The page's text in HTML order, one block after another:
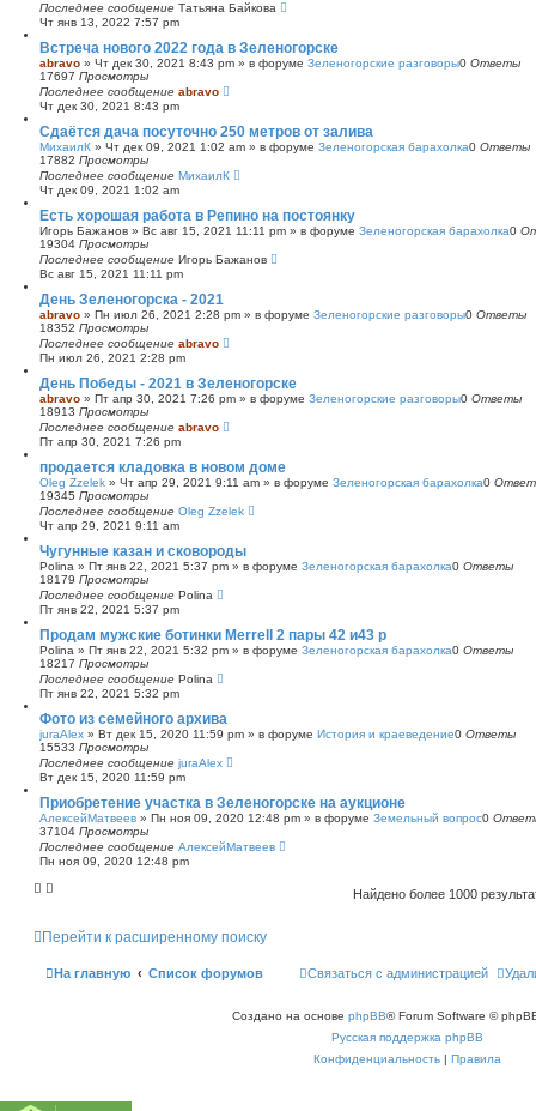
Последнее сообщение Татьяна Байкова
Чт янв 13, 2022 7:57 pm
Встреча нового 2022 года в Зеленогорске
abravo » Чт дек 30, 2021 8:43 pm » в форуме Зеленогорские разговоры0 Ответы
17697 Просмотры
Последнее сообщение abravo
Чт дек 30, 2021 8:43 pm
Сдаётся дача посуточно 250 метров от залива
МихаилК » Чт дек 09, 2021 1:02 am » в форуме Зеленогорская барахолка0 Ответы
17882 Просмотры
Последнее сообщение МихаилК
Чт дек 09, 2021 1:02 am
Есть хорошая работа в Репино на постоянку
Игорь Бажанов » Вс авг 15, 2021 11:11 pm » в форуме Зеленогорская барахолка0
19304 Просмотры
Последнее сообщение Игорь Бажанов
Вс авг 15, 2021 11:11 pm
День Зеленогорска - 2021
abravo » Пн июл 26, 2021 2:28 pm » в форуме Зеленогорские разговоры0 Ответы
18352 Просмотры
Последнее сообщение abravo
Пн июл 26, 2021 2:28 pm
День Победы - 2021 в Зеленогорске
abravo » Пт апр 30, 2021 7:26 pm » в форуме Зеленогорские разговоры0 Ответы
18913 Просмотры
Последнее сообщение abravo
Пт апр 30, 2021 7:26 pm
продается кладовка в новом доме
Oleg Zzelek » Чт апр 29, 2021 9:11 am » в форуме Зеленогорская барахолка0
19345 Просмотры
Последнее сообщение Oleg Zzelek
Чт апр 29, 2021 9:11 am
Чугунные казан и сковороды
Polina » Пт янв 22, 2021 5:37 pm » в форуме Зеленогорская барахолка0 Ответы
18179 Просмотры
Последнее сообщение Polina
Пт янв 22, 2021 5:37 pm
Продам мужские ботинки Merrell 2 пары 42 и43 р
Polina » Пт янв 22, 2021 5:32 pm » в форуме Зеленогорская барахолка0 Ответы
18217 Просмотры
Последнее сообщение Polina
Пт янв 22, 2021 5:32 pm
Фото из семейного архива
juraAlex » Вт дек 15, 2020 11:59 pm » в форуме История и краеведение0 Ответы
15533 Просмотры
Последнее сообщение juraAlex
Вт дек 15, 2020 11:59 pm
Приобретение участка в Зеленогорске на аукционе
АлексейМатвеев » Пн ноя 09, 2020 12:48 pm » в форуме Земельный вопрос0
37104 Просмотры
Последнее сообщение АлексейМатвеев
Пн ноя 09, 2020 12:48 pm
Найдено более 1000
Перейти к расширенному поиску
На главную Список форумов Связаться с администрацией
Создано на основе phpBB® Forum Software ©
Русская поддержка phpBB
Конфиденциальность | Правила